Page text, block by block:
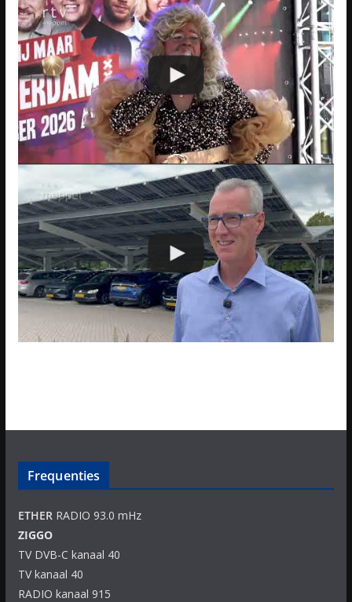
Frequenties
ETHERRADIO 93.0 mHz
ZIGGO
TV DVB-C kanaal 40
TV kanaal 40
RADIO kanaal 915